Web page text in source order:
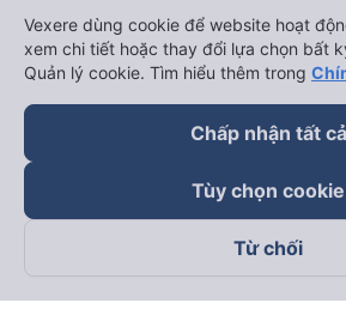
Theo dõi chúng tôi trên
Vexere dùng cookie để website hoạt
xem chi tiết hoặc thay đổi lựa chọn bất
Quản lý cookie. Tìm hiểu thêm trong
Chấp nhận tất cả
Tùy chọn cookie
Từ chối